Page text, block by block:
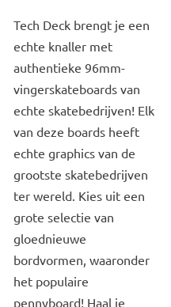
Tech Deck brengt je een
echte knaller met
authentieke 96mm-
vingerskateboards van
echte skatebedrijven! Elk
van deze boards heeft
echte graphics van de
grootste skatebedrijven
ter wereld. Kies uit een
grote selectie van
gloednieuwe
bordvormen, waaronder
het populaire
pennyboard! Haal je